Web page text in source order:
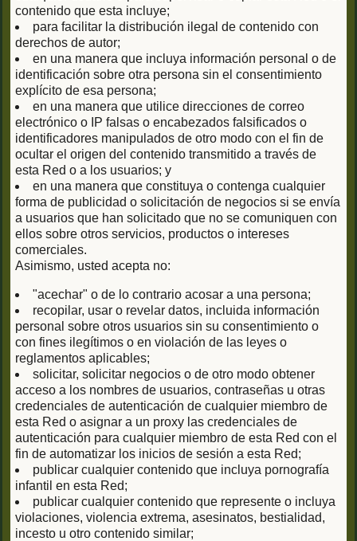
contenido que esta incluye;
para facilitar la distribución ilegal de contenido con
derechos de autor;
en una manera que incluya información personal o de
identificación sobre otra persona sin el consentimiento
explícito de esa persona;
en una manera que utilice direcciones de correo
electrónico o IP falsas o encabezados falsificados o
identificadores manipulados de otro modo con el fin de
ocultar el origen del contenido transmitido a través de
esta Red o a los usuarios; y
en una manera que constituya o contenga cualquier
forma de publicidad o solicitación de negocios si se envía
a usuarios que han solicitado que no se comuniquen con
ellos sobre otros servicios, productos o intereses
comerciales.
Asimismo, usted acepta no:
"acechar" o de lo contrario acosar a una persona;
recopilar, usar o revelar datos, incluida información
personal sobre otros usuarios sin su consentimiento o
con fines ilegítimos o en violación de las leyes o
reglamentos aplicables;
solicitar, solicitar negocios o de otro modo obtener
acceso a los nombres de usuarios, contraseñas u otras
credenciales de autenticación de cualquier miembro de
esta Red o asignar a un proxy las credenciales de
autenticación para cualquier miembro de esta Red con el
fin de automatizar los inicios de sesión a esta Red;
publicar cualquier contenido que incluya pornografía
infantil en esta Red;
publicar cualquier contenido que represente o incluya
violaciones, violencia extrema, asesinatos, bestialidad,
incesto u otro contenido similar;